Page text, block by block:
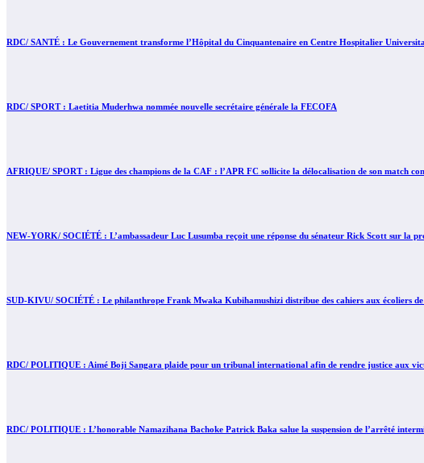
RDC/ SANTÉ : Le Gouvernement transforme l’Hôpital du Cinquantenaire en Centre Hospitalier
RDC/ SPORT : Laetitia Muderhwa nommée nouvelle secrétaire générale la FECOFA
AFRIQUE/ SPORT : Ligue des champions de la CAF : l’APR FC sollicite la délocalisation de son match
NEW-YORK/ SOCIÉTÉ : L’ambassadeur Luc Lusumba reçoit une réponse du sénateur Rick Scott sur la
SUD-KIVU/ SOCIÉTÉ : Le philanthrope Frank Mwaka Kubihamushizi distribue des cahiers aux écoliers
RDC/ POLITIQUE : Aimé Boji Sangara plaide pour un tribunal international afin de rendre justice aux
RDC/ POLITIQUE : L’honorable Namazihana Bachoke Patrick Baka salue la suspension de l’arrêté